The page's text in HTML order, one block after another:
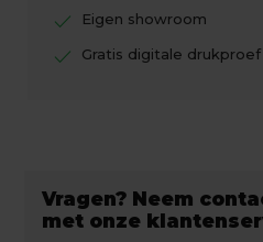
check Eigen showroom
check Gratis digitale drukproef
Vragen? Neem
met onze